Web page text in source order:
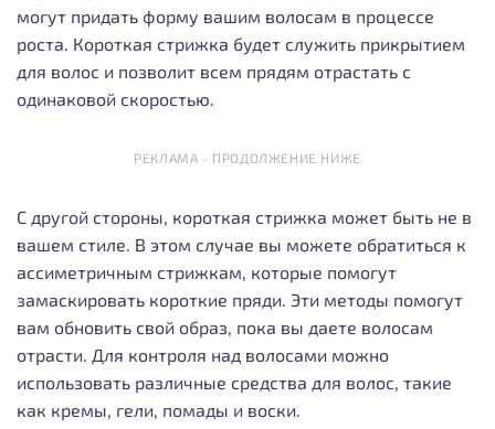
могут придать форму вашим волосам в процессе
роста. Короткая стрижка будет служить прикрытием
для волос и позволит всем прядям отрастать с
одинаковой скоростью.
РЕКЛАМА - ПРОДОЛЖЕНИЕ НИЖЕ
С другой стороны, короткая стрижка может быть не в
вашем стиле. В этом случае вы можете обратиться к
ассиметричным стрижкам, которые помогут
замаскировать короткие пряди. Эти методы помогут
вам обновить свой образ, пока вы даете волосам
отрасти. Для контроля над волосами можно
использовать различные средства для волос, такие
как кремы, гели, помады и воски.